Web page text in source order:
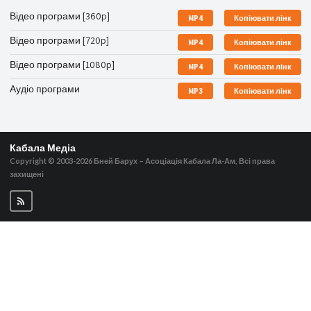
Відео програми [360p] MP4 Копіювати лінк
Відео програми [720p] MP4 Копіювати лінк
Відео програми [1080p] MP4 Копіювати лінк
Аудіо програми MP3 Копіювати лінк
Кабала Медіа
Copyright © 2003-2026 Бней Барух – Асоціація Кабала Ла-Ам, Всі права
захищені